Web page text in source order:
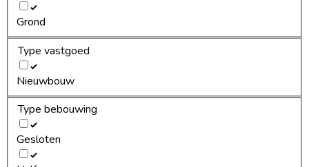
Grond
Type vastgoed
Nieuwbouw
Type bebouwing
Gesloten